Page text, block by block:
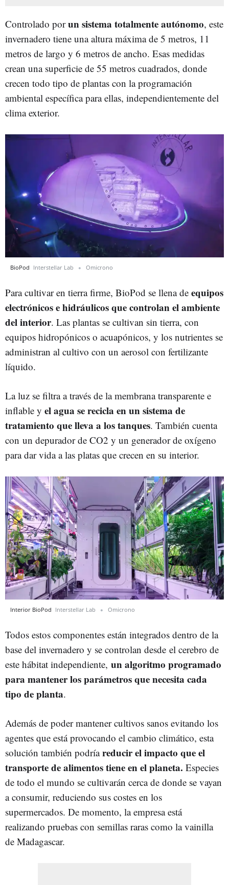
Controlado porun sistema totalmente autónomo, este
invernadero tiene una altura máxima de 5 metros, 11
metros de largo y 6 metros de ancho. Esas medidas
crean una superficie de 55 metros cuadrados, donde
crecen todo tipo de plantas con la programación
ambiental específica para ellas, independientemente del
clima exterior.
BioPod Interstellar Lab Omicrono
Para cultivar en tierra firme, BioPod se llena de equipos
electrónicos e hidráulicos que controlan el ambiente
del interior. Las plantas se cultivan sin tierra, con
equipos hidropónicos o acuapónicos, y los nutrientes se
administran al cultivo con un aerosol con fertilizante
líquido.
La luz se filtra a través de la membrana transparente e
inflable y el agua se recicla en un sistema de
tratamiento que lleva a los tanques. También cuenta
con un depurador de CO2 y un generador de oxígeno
para dar vida a las platas que crecen en su interior.
Interior BioPod Interstellar Lab Omicrono
Todos estos componentes están integrados dentro de la
base del invernadero y se controlan desde el cerebro de
este hábitat independiente, un algoritmo programado
para mantener los parámetros que necesita cada
tipo de planta.
Además de poder mantener cultivos sanos evitando los
agentes que está provocando el cambio climático, esta
solución también podríareducir el impacto que el
transporte de alimentos tiene en el planeta. Especies
de todo el mundo se cultivarán cerca de donde se vayan
a consumir, reduciendo sus costes en los
supermercados. De momento, la empresa está
realizando pruebas con semillas raras como la vainilla
de Madagascar.